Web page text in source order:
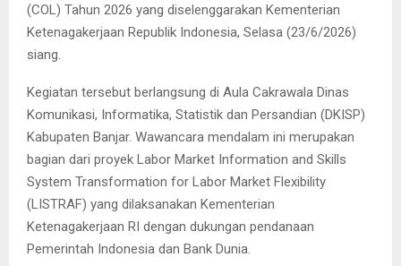
(COL) Tahun 2026 yang diselenggarakan Kementerian
Ketenagakerjaan Republik Indonesia, Selasa (23/6/2026)
siang.
Kegiatan tersebut berlangsung di Aula Cakrawala Dinas
Komunikasi, Informatika, Statistik dan Persandian (DKISP)
Kabupaten Banjar. Wawancara mendalam ini merupakan
bagian dari proyek Labor Market Information and Skills
System Transformation for Labor Market Flexibility
(LISTRAF) yang dilaksanakan Kementerian
Ketenagakerjaan RI dengan dukungan pendanaan
Pemerintah Indonesia dan Bank Dunia.